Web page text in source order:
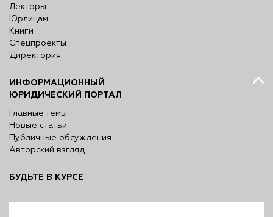
Лекторы
Юрлицам
Книги
Спецпроекты
Директория
ИНФОРМАЦИОННЫЙ
ЮРИДИЧЕСКИЙ ПОРТАЛ
Главные темы
Новые статьи
Публичные обсуждения
Авторский взгляд
БУДЬТЕ В КУРСЕ